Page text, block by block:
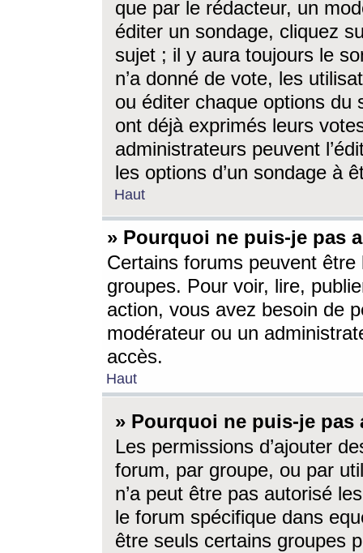
que par le rédacteur, un
éditer un sondage, cliquez
sujet ; il y aura toujours le
n’a donné de vote, les
ou éditer chaque options du
ont déjà exprimés leurs
administrateurs peuvent
les options d’un sondage à
Haut
» Pourquoi ne puis-je pas
Certains forums peuvent être
groupes. Pour voir, lire,
action, vous avez besoin de
modérateur ou un
accès.
Haut
» Pourquoi ne puis-je
Les permissions d’ajouter
forum, par groupe, ou par
n’a peut être pas autorisé
le forum spécifique dans
être seuls certains groupes